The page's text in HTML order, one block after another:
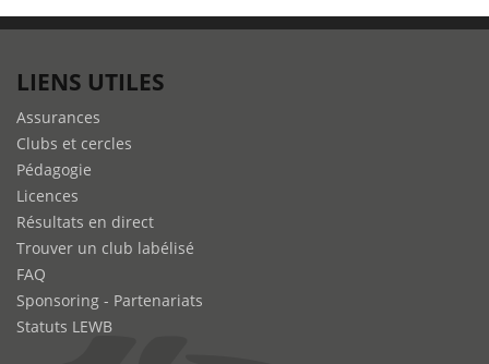
LIENS UTILES
Assurances
Clubs et cercles
Pédagogie
Licences
Résultats en direct
Trouver un club labélisé
FAQ
Sponsoring - Partenariats
Statuts LEWB